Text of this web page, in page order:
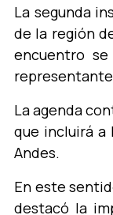
La segunda
de la región
encuentro
La agenda
que incluirá a
Andes.
En este
destacó la